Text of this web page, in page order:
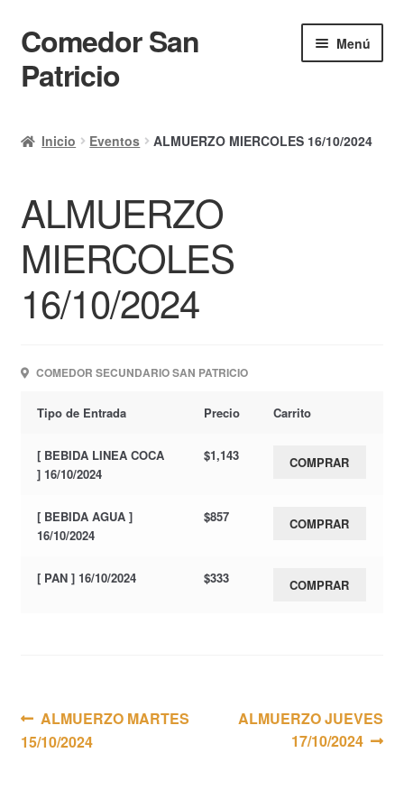
Ir
a
la
Ir
al
contenido
Comedor San
Patricio
Menú
Calendario
Mi cuenta
Ayuda Rapida
Finalizar compra
Inicio Eventos ALMUERZO MIERCOLES 16/10/2024
ALMUERZO
MIERCOLES
16/10/2024
COMEDOR SECUNDARIO SAN PATRICIO
Tipo de Entrada Precio Carrito
[ BEBIDA LINEA COCA
] 16/10/2024
$1,143 COMPRAR
[ BEBIDA AGUA ]
16/10/2024
$857 COMPRAR
[ PAN ] 16/10/2024 $333 COMPRAR
Navegación
de
Anterior:
ALMUERZO MARTES
15/10/2024
Siguiente:
ALMUERZO JUEVES
17/10/2024